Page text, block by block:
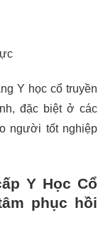
Y học cổ truyền
đặc biệt ở các
người tốt nghiệp
Y Học Cổ
phục hồi